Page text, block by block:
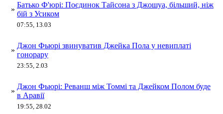
»
Батько Ф'юрі: Поєдинок Тайсона з Джошуа, більший, ніж
бій з Усиком
07:55, 13.03
»
Джон Фьюрі звинуватив Джейка Пола у невиплаті
гонорару
23:55, 2.03
»
Джон Фьюрі: Реванш між Томмі та Джейком Полом буде
в Аравії
19:55, 28.02